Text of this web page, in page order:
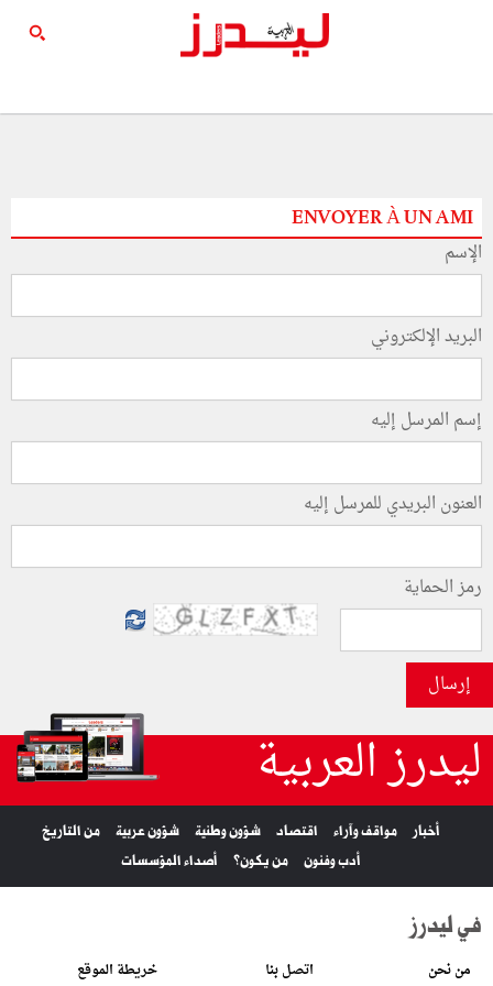
ENVOYER À UN AMI
الإسم
البريد الإلكتروني
إسم المرسل إليه
العنون البريدي للمرسل إليه
رمز الحماية
إرسال
ليدرز العربية
أخبار مواقف وآراء اقتصاد شؤون وطنية شؤون عربية
من التاريخ
أدب وفنون
من يكون؟ أصداء المؤسسات
في ليدرز
من نحن اتصل بنا خريطة الموقع